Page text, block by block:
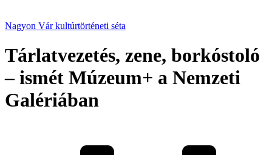
Nagyon Vár kultúrtörténeti séta
Tárlatvezetés, zene, borkóstoló
– ismét Múzeum+ a Nemzeti
Galériában